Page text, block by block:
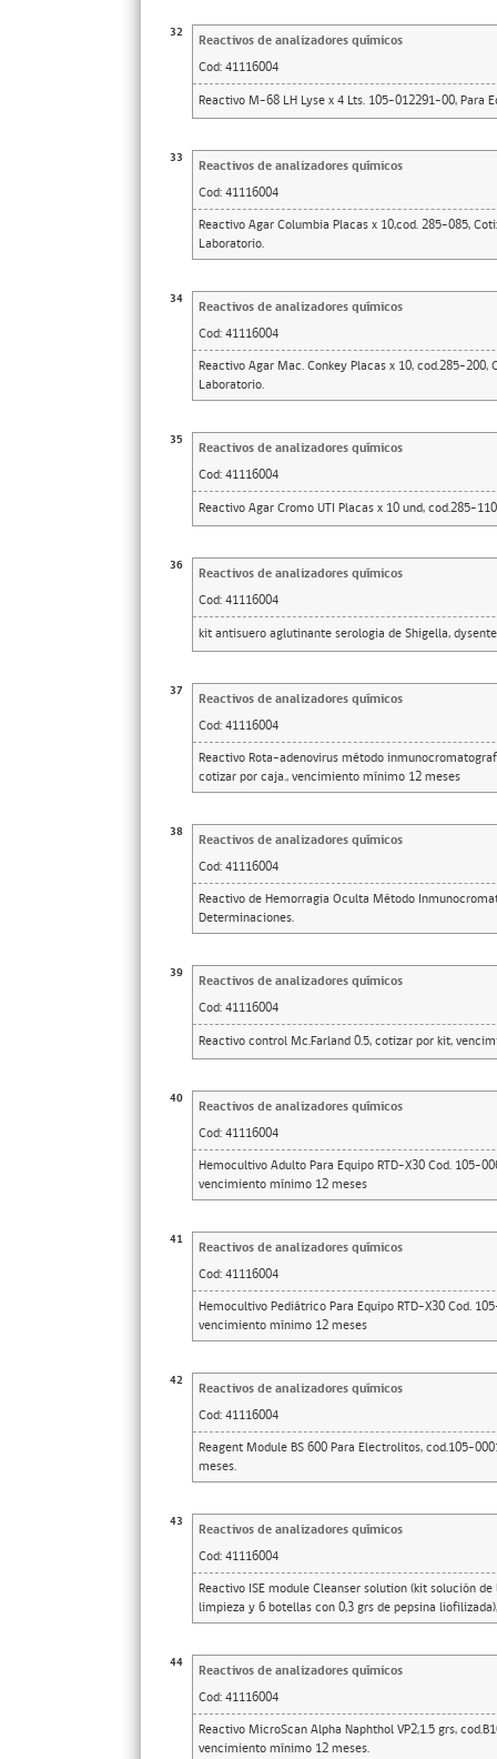
32
Reactivos de analizadores químicos
Cod: 41116004
Reactivo M-68 LH Lyse x 4 Lts. 105-012291-00, Para
33
Reactivos de analizadores químicos
Cod: 41116004
Reactivo Agar Columbia Placas x 10,cod. 285-085,
Laboratorio.
34
Reactivos de analizadores químicos
Cod: 41116004
Reactivo Agar Mac. Conkey Placas x 10, cod.285-
Laboratorio.
35
Reactivos de analizadores químicos
Cod: 41116004
Reactivo Agar Cromo UTI Placas x 10 und, cod.285-
36
Reactivos de analizadores químicos
Cod: 41116004
kit antisuero aglutinante serologia de Shigella,
37
Reactivos de analizadores químicos
Cod: 41116004
Reactivo Rota-adenovirus método
cotizar por caja., vencimiento mínimo 12 meses
38
Reactivos de analizadores químicos
Cod: 41116004
Reactivo de Hemorragia Oculta Método
Determinaciones.
39
Reactivos de analizadores químicos
Cod: 41116004
Reactivo control Mc.Farland 0.5, cotizar por kit,
40
Reactivos de analizadores químicos
Cod: 41116004
Hemocultivo Adulto Para Equipo RTD-X30 Cod. 105-
vencimiento mínimo 12 meses
41
Reactivos de analizadores químicos
Cod: 41116004
Hemocultivo Pediátrico Para Equipo RTD-X30 Cod.
vencimiento mínimo 12 meses
42
Reactivos de analizadores químicos
Cod: 41116004
Reagent Module BS 600 Para Electrolitos, cod.105-
meses.
43
Reactivos de analizadores químicos
Cod: 41116004
Reactivo ISE module Cleanser solution (kit solución
limpieza y 6 botellas con 0,3 grs de pepsina
44
Reactivos de analizadores químicos
Cod: 41116004
Reactivo MicroScan Alpha Naphthol VP2,1.5 grs,
vencimiento mínimo 12 meses.